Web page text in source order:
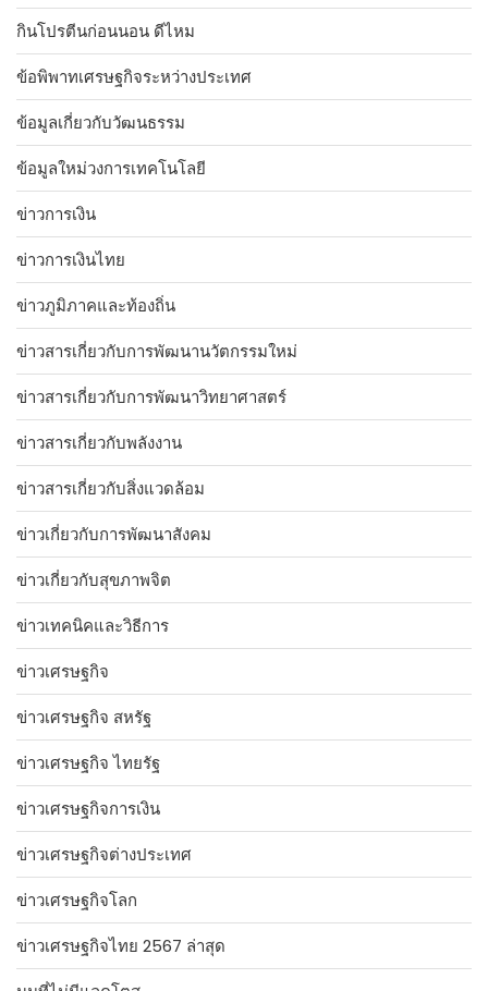
กินโปรตีนก่อนนอน ดีไหม
ข้อพิพาทเศรษฐกิจระหว่างประเทศ
ข้อมูลเกี่ยวกับวัฒนธรรม
ข้อมูลใหม่วงการเทคโนโลยี
ข่าวการเงิน
ข่าวการเงินไทย
ข่าวภูมิภาคและท้องถิ่น
ข่าวสารเกี่ยวกับการพัฒนานวัตกรรมใหม่
ข่าวสารเกี่ยวกับการพัฒนาวิทยาศาสตร์
ข่าวสารเกี่ยวกับพลังงาน
ข่าวสารเกี่ยวกับสิ่งแวดล้อม
ข่าวเกี่ยวกับการพัฒนาสังคม
ข่าวเกี่ยวกับสุขภาพจิต
ข่าวเทคนิคและวิธีการ
ข่าวเศรษฐกิจ
ข่าวเศรษฐกิจ สหรัฐ
ข่าวเศรษฐกิจ ไทยรัฐ
ข่าวเศรษฐกิจการเงิน
ข่าวเศรษฐกิจต่างประเทศ
ข่าวเศรษฐกิจโลก
ข่าวเศรษฐกิจไทย 2567 ล่าสุด